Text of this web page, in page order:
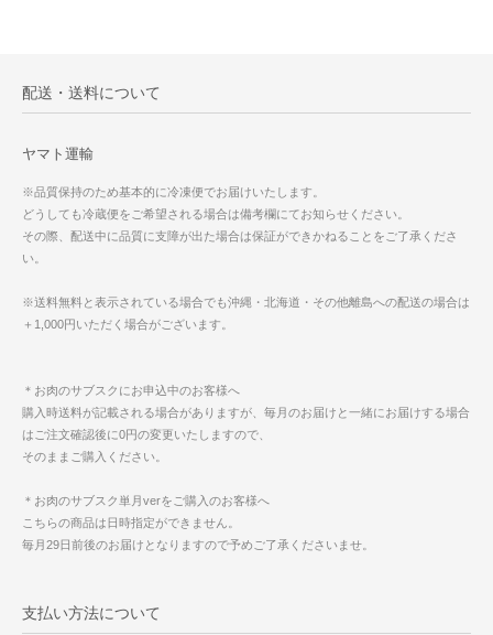
配送・送料について
ヤマト運輸
※品質保持のため基本的に冷凍便でお届けいたします。
どうしても冷蔵便をご希望される場合は備考欄にてお知らせください。
その際、配送中に品質に支障が出た場合は保証ができかねることをご了承くださ
い。
※送料無料と表示されている場合でも沖縄・北海道・その他離島への配送の場合は
＋1,000円いただく場合がございます。
＊お肉のサブスクにお申込中のお客様へ
購入時送料が記載される場合がありますが、毎月のお届けと一緒にお届けする場合
はご注文確認後に0円の変更いたしますので、
そのままご購入ください。
＊お肉のサブスク単月verをご購入のお客様へ
こちらの商品は日時指定ができません。
毎月29日前後のお届けとなりますので予めご了承くださいませ。
支払い方法について